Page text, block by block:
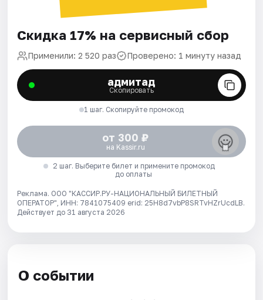
Скидка 17% на сервисный сбор
Применили: 2 520 раз Проверено: 1 минуту назад
адмитад
Скопировать
1 шаг. Скопируйте промокод
от 300 ₽
на Kassir.ru
2 шаг. Выберите билет и примените промокод
до оплаты
Реклама. ООО "КАССИР.РУ-НАЦИОНАЛЬНЫЙ БИЛЕТНЫЙ
ОПЕРАТОР", ИНН: 7841075409 erid: 25H8d7vbP8SRTvHZrUcdLB.
Действует до 31 августа 2026
О событии